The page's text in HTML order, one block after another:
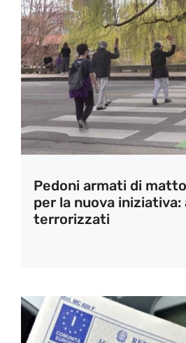
Pedoni armati di
per la nuova
terrorizzati